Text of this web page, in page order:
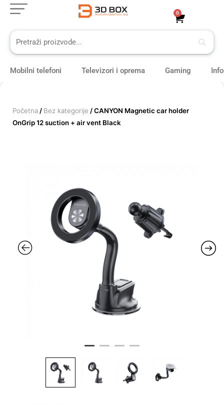
Skip
content
0
Cart
Mobilni telefoni Televizori i oprema Gaming
Početna / Bez kategorije / CANYON Magnetic car holder
OnGrip 12 suction + air vent Black